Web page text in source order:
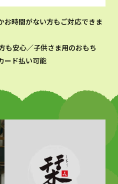
お時間がない方もご対応できま
も安心／子供さま用のおもち
ード払い可能